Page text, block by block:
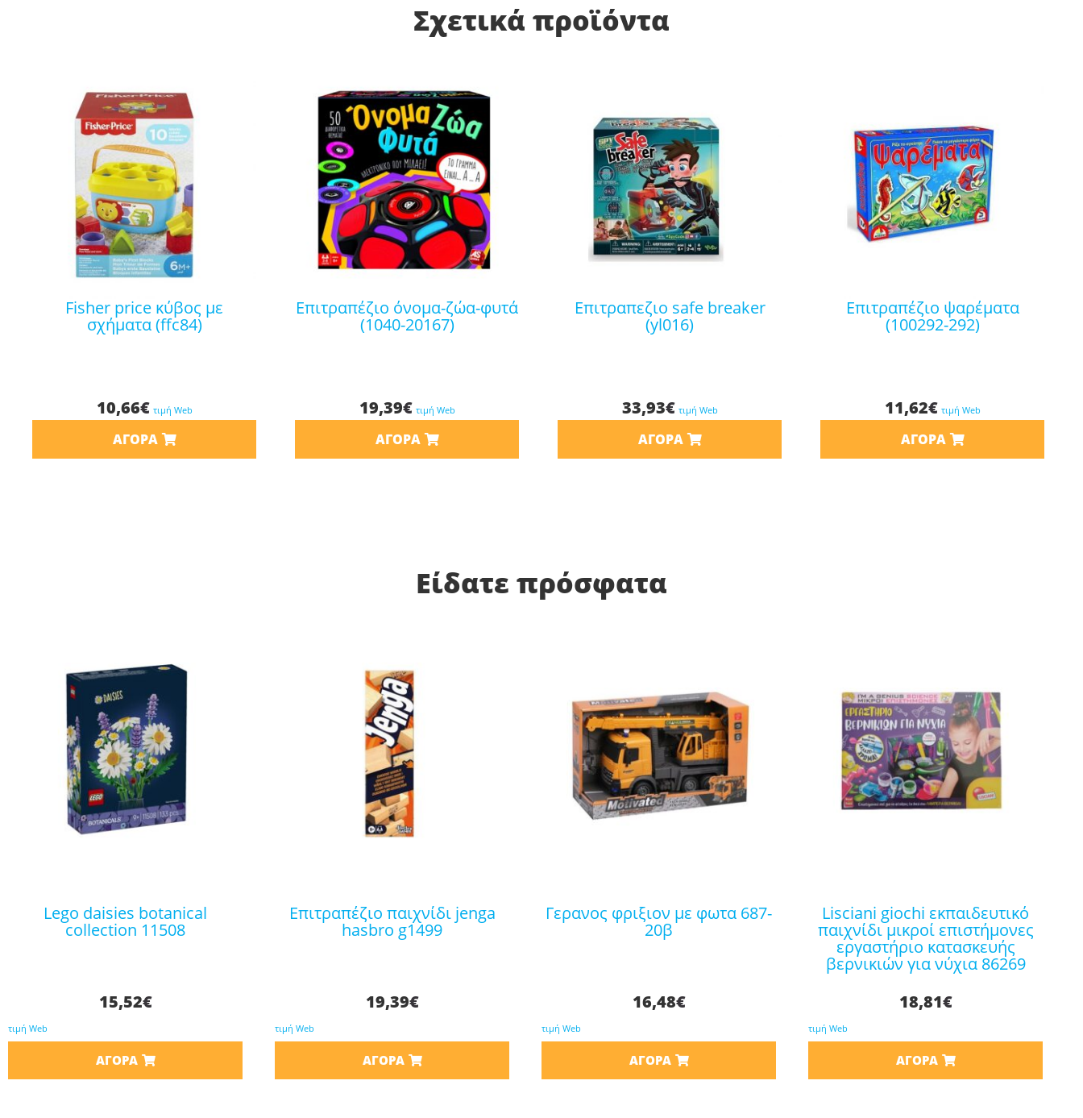
Σχετικά προϊόντα
fisher price κύβος με
σχήματα (ffc84)
10,66€ τιμή Web
ΑΓΟΡΆ
επιτραπέζιο όνομα-ζώα-φυτά
(1040-20167)
19,39€ τιμή Web
ΑΓΟΡΆ
επιτραπεζιο safe breaker
(yl016)
33,93€ τιμή Web
ΑΓΟΡΆ
επιτραπέζιο ψαρέματα
(100292-292)
11,62€ τιμή Web
ΑΓΟΡΆ
Είδατε πρόσφατα
lego daisies botanical
collection 11508
15,52€
τιμή Web
ΑΓΟΡΆ
επιτραπέζιο παιχνίδι jenga
hasbro g1499
19,39€
τιμή Web
ΑΓΟΡΆ
γερανος φριξιον με φωτα 687-
20β
16,48€
τιμή Web
ΑΓΟΡΆ
lisciani giochi εκπαιδευτικό
παιχνίδι μικροί επιστήμονες
εργαστήριο κατασκευής
βερνικιών για νύχια 86269
18,81€
τιμή Web
ΑΓΟΡΆ